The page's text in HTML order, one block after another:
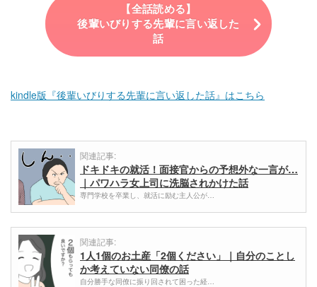
【全話読める】
後輩いびりする先輩に言い返した
話
kindle版『後輩いびりする先輩に言い返した話』はこちら
関連記事:
ドキドキの就活！面接官からの予想外な一言が…
｜パワハラ女上司に洗脳されかけた話
専門学校を卒業し、就活に励む主人公が…
関連記事:
1人1個のお土産「2個ください」｜自分のことし
か考えていない同僚の話
自分勝手な同僚に振り回されて困った経…